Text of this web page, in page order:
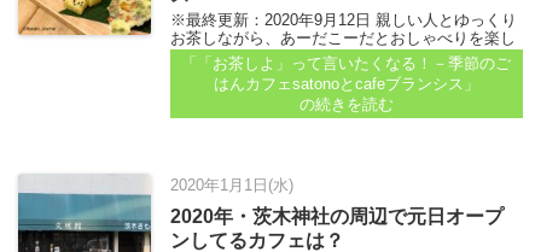
※最終更新：2020年9月12日 親しい人とゆっくり
お茶しながら、あーだこーだとおしゃべりを楽し
む♪ 「うはーっ、もう飲んじゃう！！」という、
ディープな夜とはまた違う楽しみのある時間です
よね...
「「お茶しよ」って言いたくなる！－季節のご
はんカフェsatonoとcafeブランシス」
の続きを読む
2020年1月1日(水)
2020年・茨木神社の周辺で元日オープ
ンしてるカフェは？